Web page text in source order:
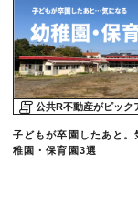
公共R不動産がピックアッ
子どもが卒園したあと。
稚園・保育園3選